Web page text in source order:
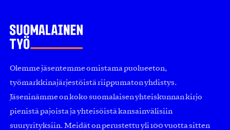
Olemme jäsentemme omistama puolueeton,
työmarkkinajärjestöistä riippumaton yhdistys.
Jäseninämme on koko suomalaisen yhteiskunnan kirjo
pienistä pajoista ja yhteisöistä kansainvälisiin
suuryrityksiin. Meidät on perustettu yli 100 vuotta sitten